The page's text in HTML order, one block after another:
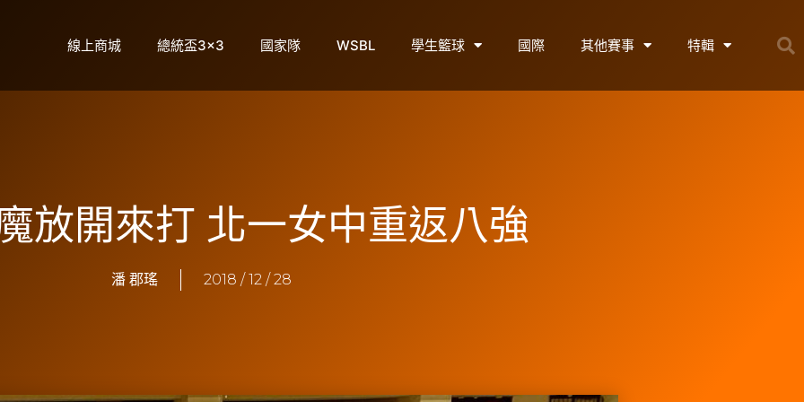
線上商城 總統盃3×3 國家隊 WSBL 學生籃球 國際 其他賽事 特輯
放開來打 北一女中重返八強
潘 郡瑤 2018 / 12 / 28